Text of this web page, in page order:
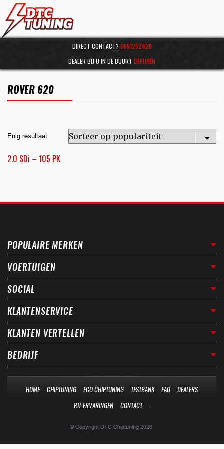
DIRECT CONTACT? 0651252429
DEALER BIJ U IN DE BUURT BEKIJKEN
ROVER 620
Enig resultaat
2.0 SDi – 105 PK
POPULAIRE MERKEN
VOERTUIGEN
SOCIAL
KLANTENSERVICE
KLANTEN VERTELLEN
BEDRIJF
HOME CHIPTUNING ECO CHIPTUNING TESTBANK FAQ
DEALERS
RIJ-ERVARINGEN
CONTACT
© Copyright DTC Chiptuning 2026